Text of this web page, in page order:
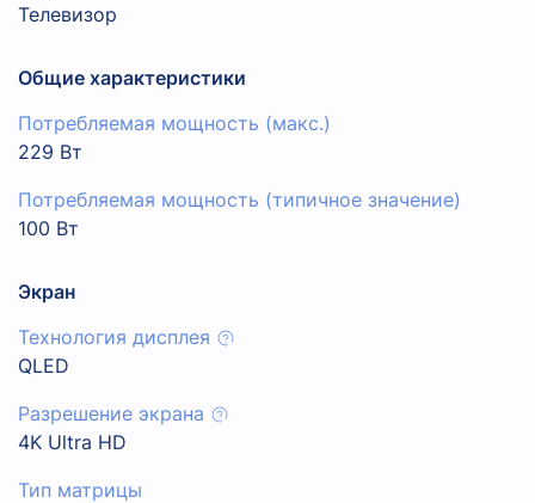
Телевизор
Общие характеристики
Потребляемая мощность (макс.)
229 Вт
Потребляемая мощность (типичное значение)
100 Вт
Экран
Технология дисплея
QLED
Разрешение экрана
4K Ultra HD
Тип матрицы